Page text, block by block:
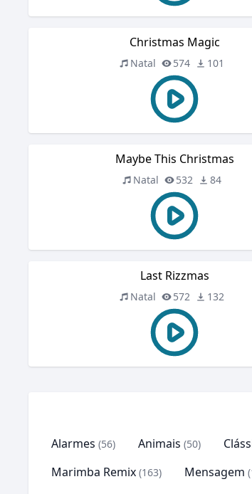
Christmas Magic
Natal 574 101
Maybe This Christmas
Natal 532 84
Last Rizzmas
Natal 572 132
Alarmes (56) Animais (50)
Marimba Remix (163) Mensagem